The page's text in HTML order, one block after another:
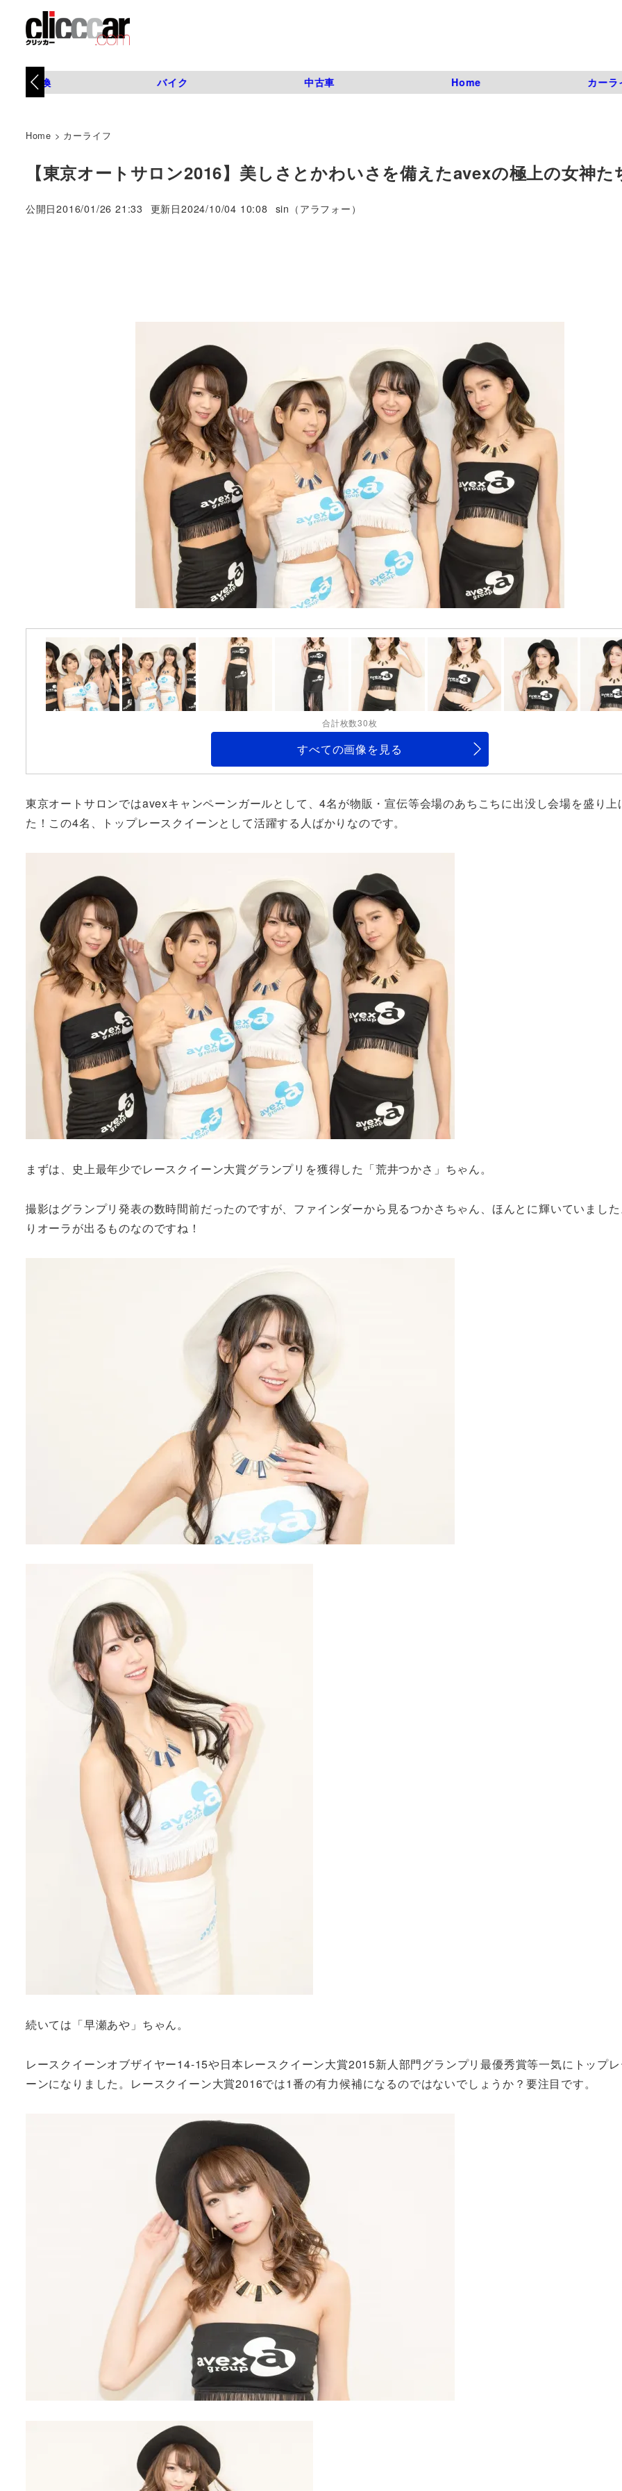
タイヤ交換 バイク 中古車 Home カーラ
Home > カーライフ
【東京オートサロン2016】美しさとかわいさを備えたavexの極上の女神た
公開日2016/01/26 21:33 更新日2024/10/04 10:08 著
sin（アラフォー）
合計枚数30枚
すべての画像を見る
東京オートサロンではavexキャンペーンガールとして、4名が物販・宣伝等会場のあちこちに出没し会場を盛り上
た！この4名、トップレースクイーンとして活躍する人ばかりなのです。
まずは、史上最年少でレースクイーン大賞グランプリを獲得した「荒井つかさ」ちゃん。
撮影はグランプリ発表の数時間前だったのですが、ファインダーから見るつかさちゃん、ほんとに輝いていまし
りオーラが出るものなのですね！
続いては「早瀬あや」ちゃん。
レースクイーンオブザイヤー14-15や日本レースクイーン大賞2015新人部門グランプリ最優秀賞等一気にトップ
ーンになりました。レースクイーン大賞2016では1番の有力候補になるのではないでしょうか？要注目です。